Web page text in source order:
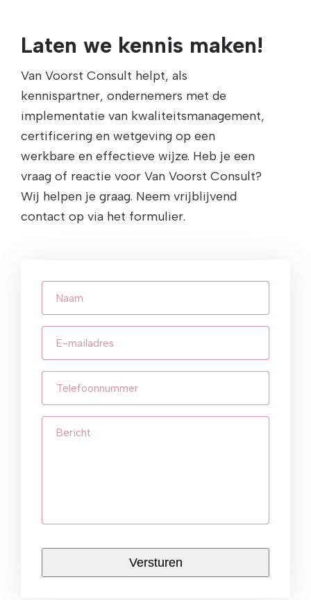
Laten we kennis maken!
Van Voorst Consult helpt, als
kennispartner, ondernemers met de
implementatie van kwaliteitsmanagement,
certificering en wetgeving op een
werkbare en effectieve wijze. Heb je een
vraag of reactie voor Van Voorst Consult?
Wij helpen je graag. Neem vrijblijvend
contact op via het formulier.
mailadres
Telefoonnummer
Bericht
CAPTCHA